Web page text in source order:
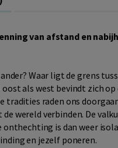
van afstand en
Waar ligt de grens
oost als west bevindt zich
tradities raden ons
wereld verbinden. De
onthechting is dan weer
en jezelf poneren.